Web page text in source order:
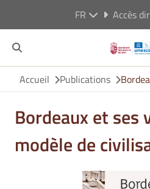
FR Accès
Accueil Publications
Bordeaux et ses
modèle de